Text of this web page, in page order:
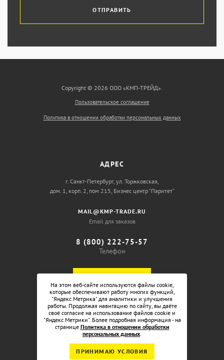
ОТПРАВИТЬ
Copyright © 2026 ООО «КМП-ТРЕЙД».
Пользовательское соглашение
Политика в отношении обработки персональных данных
АДРЕС
г. Санкт-Петербург, ул. Торжковская,
дом. 1, корп. 2, пом 215, Бизнес центр “Паритет”
MAIL@KMP-TRADE.RU
Email для заказов
8 (800) 222-75-57
Телефон
На этом веб-сайте используются файлы cookie,
которые обеспечивают работу многих функций,
"Яндекс.Метрика" для аналитики и улучшения
работы. Продолжая навигацию по сайту, вы даёте
своё согласие на использование файлов cookie и
"Яндекс.Метрики". Более подробная информация - на
странице Политика в отношении обработки
персональных данных.
ПРИНИМАЮ УСЛОВИЯ